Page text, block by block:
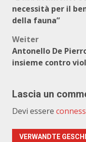
necessità per il
della fauna”
Weiter
Antonello De
insieme contro
Lascia un
Devi essere
VERWANDTE